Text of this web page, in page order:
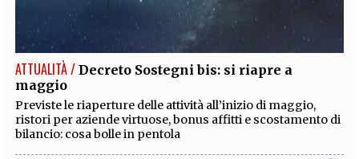
EXTRA
CODICI LIBRI PROCEEDINGS CONTATTI
SOCIAL MEDIA
ATTUALITÀ / Decreto Sostegni bis: si riapre a
maggio
Previste le riaperture delle attività all’inizio di maggio,
ristori per aziende virtuose, bonus affitti e scostamento di
bilancio: cosa bolle in pentola